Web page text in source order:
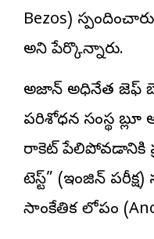
Bezos)
అని పేర్కొన్నారు.
అమెజాన్ అధినేత జెఫ్
పరిశోధన సంస్థ
రాకెట్ పేలిపోవడానికి
టెస్ట్” (ఇంజిన్
సాంకేతిక లోపం